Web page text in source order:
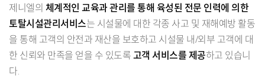
제니엘의 체계적인 교육과 관리를 통해 육성된 전문 인력에 의한
토탈시설관리서비스는 시설물에 대한 각종 사고 및 재해예방 활동
을 통해 고객의 안전과 재산을 보호하고 시설물 내/외부 고객에 대
한 신뢰와 만족을 얻을 수 있도록고객 서비스를 제공하고 있습니
다.